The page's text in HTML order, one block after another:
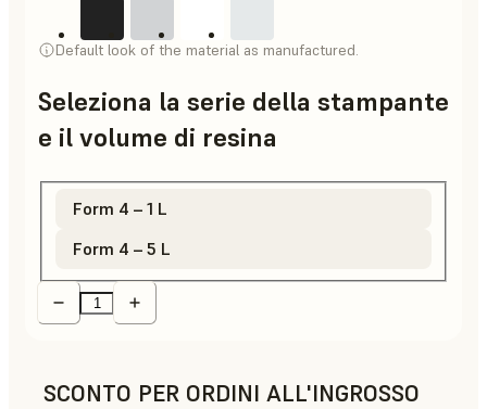
Default look of the material as manufactured.
Seleziona la serie della stampante
e il volume di resina
Form 4 – 1 L
Form 4 – 5 L
SCONTO PER ORDINI ALL'INGROSSO